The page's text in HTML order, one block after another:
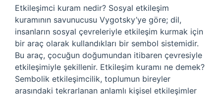
Etkileşimci kuram nedir? Sosyal etkileşim
kuramının savunucusu Vygotsky’ye göre; dil,
insanların sosyal çevreleriyle etkileşim kurmak için
bir araç olarak kullandıkları bir sembol sistemidir.
Bu araç, çocuğun doğumundan itibaren çevresiyle
etkileşimiyle şekillenir. Etkileşim kuramı ne demek?
Sembolik etkileşimcilik, toplumun bireyler
arasındaki tekrarlanan anlamlı kişisel etkileşimler